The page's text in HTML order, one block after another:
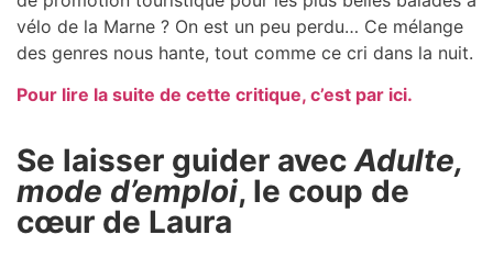
vélo de la Marne ? On est un peu perdu… Ce mélange
des genres nous hante, tout comme ce cri dans la nuit.
Pour lire la suite de cette critique, c’est par ici.
Se laisser guider avecAdulte,
mode d’emploi, le coup de
cœur de Laura